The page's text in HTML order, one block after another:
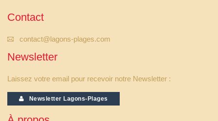
Contact
contact@lagons-plages.com
Newsletter
Laissez votre email pour recevoir notre Newsletter :
Newsletter Lagons-Plages